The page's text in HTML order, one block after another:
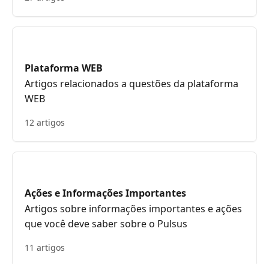
Plataforma WEB
Artigos relacionados a questões da plataforma
WEB
12 artigos
Ações e Informações Importantes
Artigos sobre informações importantes e ações
que você deve saber sobre o Pulsus
11 artigos